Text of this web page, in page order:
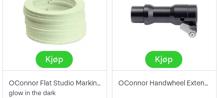
Kjøp
OConnor Flat Studio Marking discs
glow in the dark
Kjøp
OConnor Handwheel Extension